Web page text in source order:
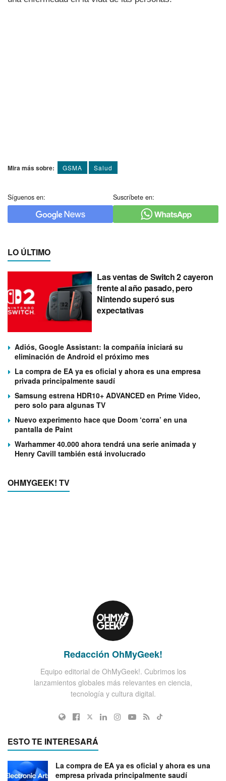
Mira más sobre: GSMA Salud
Síguenos en: Suscríbete en:
LO ÚLTIMO
Las ventas de Switch 2 cayeron
frente al año pasado, pero
Nintendo superó sus
expectativas
Adiós, Google Assistant: la compañía iniciará su
eliminación de Android el próximo mes
La compra de EA ya es oficial y ahora es una empresa
privada principalmente saudí
Samsung estrena HDR10+ ADVANCED en Prime Video,
pero solo para algunas TV
Nuevo experimento hace que Doom ‘corra’ en una
pantalla de Paint
Warhammer 40.000 ahora tendrá una serie animada y
Henry Cavill también está involucrado
OHMYGEEK! TV
Redacción OhMyGeek!
Equipo editorial de OhMyGeek!. Cubrimos los
lanzamientos globales más relevantes en ciencia,
tecnología y cultura digital.
ESTO TE INTERESARÁ
La compra de EA ya es oficial y ahora es una
empresa privada principalmente saudí